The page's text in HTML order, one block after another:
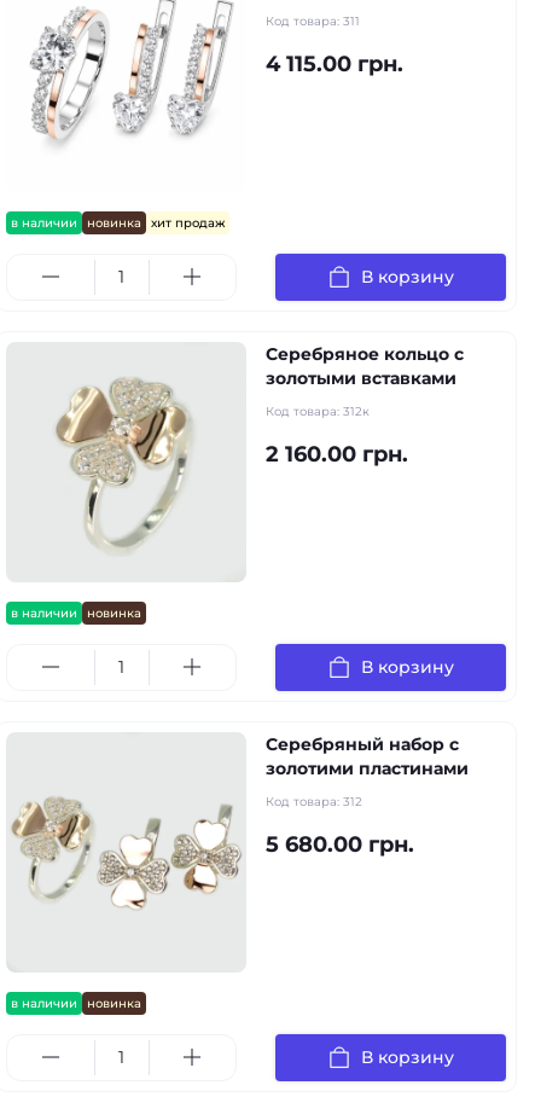
в наличии новинка хит продаж
Код товара: 311
4 115.00 грн.
В корзину
в наличии новинка
Серебряное кольцо с
золотыми вставками
Код товара: 312к
2 160.00 грн.
В корзину
в наличии новинка
Серебряный набор с
золотими пластинами
Код товара: 312
5 680.00 грн.
В корзину